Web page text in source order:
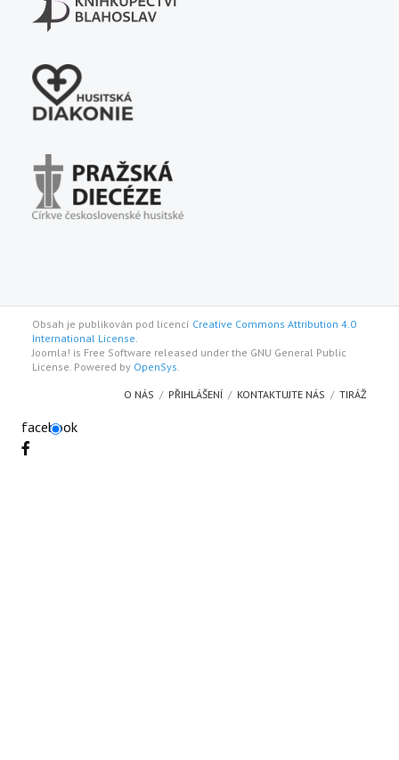
Obsah je publikován pod licencí Creative Commons Attribution 4.0
International License.
Joomla! is Free Software released under the GNU General Public
License. Powered by OpenSys
O NÁS PŘIHLÁŠENÍ KONTAKTUJTE NÁS TIRÁŽ
facebook